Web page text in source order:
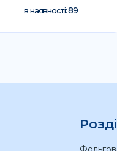
в наявності:89